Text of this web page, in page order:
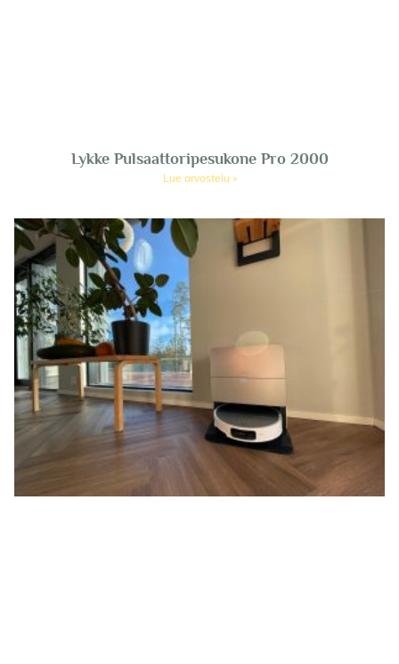
Lykke Pulsaattoripesukone Pro 2000
Lue arvostelu »